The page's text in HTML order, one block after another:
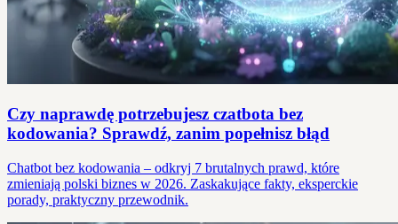
Czy naprawdę potrzebujesz czatbota bez
kodowania? Sprawdź, zanim popełnisz błąd
Chatbot bez kodowania – odkryj 7 brutalnych prawd, które
zmieniają polski biznes w 2026. Zaskakujące fakty, eksperckie
porady, praktyczny przewodnik.